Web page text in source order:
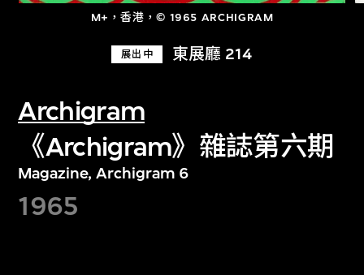
M+，香港，© 1965 ARCHIGRAM
展出中 東展廳 214
Archigram
《Archigram》雜誌第六期
Magazine, Archigram 6
1965